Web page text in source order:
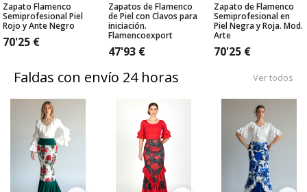
Zapato Flamenco
Semiprofesional Piel
Rojo y Ante Negro
70'25 €
Zapatos de Flamenco
de Piel con Clavos para
iniciación.
Flamencoexport
47'93 €
Zapato de Flamenco
Semiprofesional en
Piel Negra y Roja. Mod.
Arte
70'25 €
Faldas con envío 24 horas Ver todos